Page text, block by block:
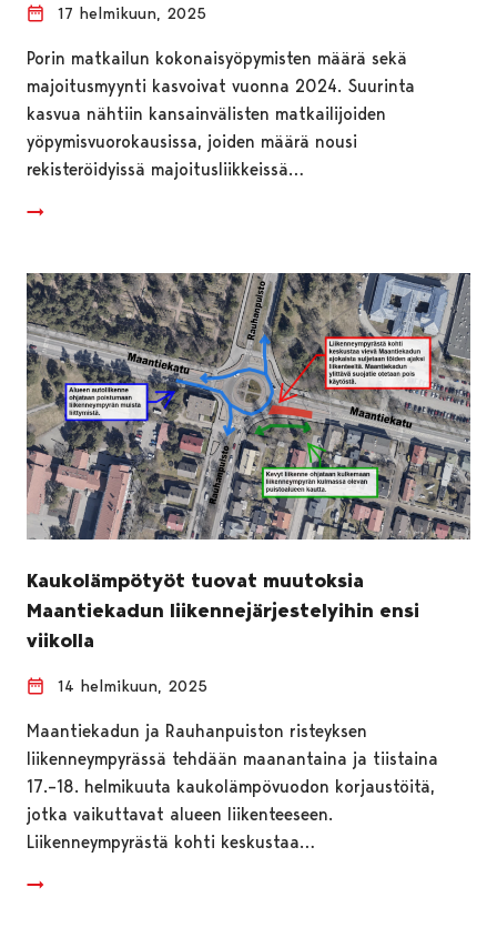
17 helmikuun, 2025
Porin matkailun kokonaisyöpymisten määrä sekä
majoitusmyynti kasvoivat vuonna 2024. Suurinta
kasvua nähtiin kansainvälisten matkailijoiden
yöpymisvuorokausissa, joiden määrä nousi
rekisteröidyissä majoitusliikkeissä…
Kaukolämpötyöt tuovat muutoksia
Maantiekadun liikennejärjestelyihin ensi
viikolla
14 helmikuun, 2025
Maantiekadun ja Rauhanpuiston risteyksen
liikenneympyrässä tehdään maanantaina ja tiistaina
17.–18. helmikuuta kaukolämpövuodon korjaustöitä,
jotka vaikuttavat alueen liikenteeseen.
Liikenneympyrästä kohti keskustaa…